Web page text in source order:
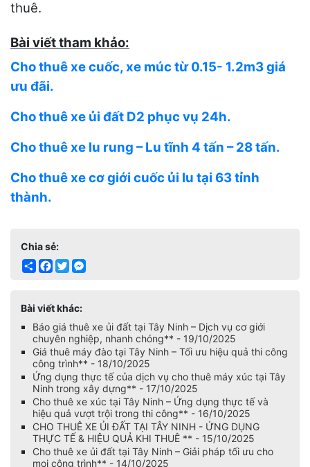
thuê.
Bài viết tham khảo:
Cho thuê xe cuốc, xe múc từ 0.15- 1.2m3 giá
ưu đãi.
Cho thuê xe ủi đất D2 phục vụ 24h.
Cho thuê xe lu rung – Lu tĩnh 4 tấn – 28 tấn.
Cho thuê xe cơ giới cuốc ủi lu tại 63 tỉnh
thành.
Chia sẻ:
ShareFacebook
Twitter
Bài viết khác:
Báo giá thuê xe ủi đất tại Tây Ninh – Dịch vụ cơ giới
chuyên nghiệp, nhanh chóng** - 19/10/2025
Giá thuê máy đào tại Tây Ninh – Tối ưu hiệu quả thi công
công trình** - 18/10/2025
Ứng dụng thực tế của dịch vụ cho thuê máy xúc tại Tây
Ninh trong xây dựng** - 17/10/2025
Cho thuê xe xúc tại Tây Ninh – Ứng dụng thực tế và
hiệu quả vượt trội trong thi công** - 16/10/2025
CHO THUÊ XE ỦI ĐẤT TẠI TÂY NINH - ỨNG DỤNG
THỰC TẾ & HIỆU QUẢ KHI THUÊ ** - 15/10/2025
Cho thuê xe ủi đất tại Tây Ninh – Giải pháp tối ưu cho
mọi công trình** - 14/10/2025